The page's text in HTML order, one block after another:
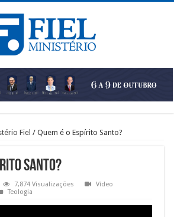
Fiel / Quem é o Espírito Santo?
Santo?
7,874 Visualizações
Vídeo
Teologia